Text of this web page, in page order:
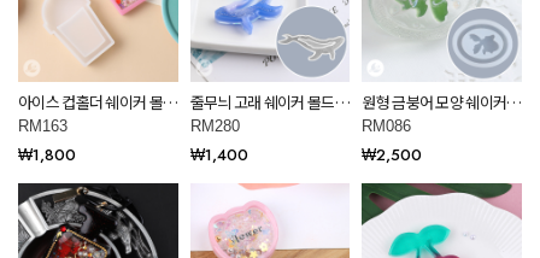
아이스 컵홀더 쉐이커 몰드
레진 아트 공예 재료
RM163
RM163
₩1,800
줄무늬 고래 쉐이커 몰드
레진 아트 재료 RM280
RM280
₩1,400
원형 금붕어 모양 쉐이커
몰드 레진 아트 재료
RM086
RM086
₩2,500